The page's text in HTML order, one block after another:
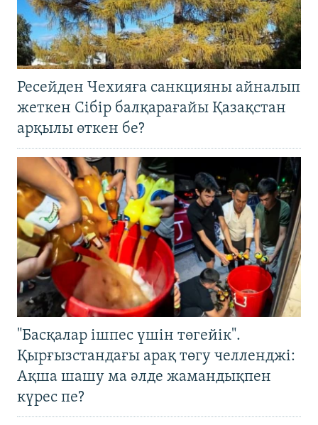
Ресейден Чехияға санкцияны айналып
жеткен Сібір балқарағайы Қазақстан
арқылы өткен бе?
"Басқалар ішпес үшін төгейік".
Қырғызстандағы арақ төгу челленджі:
Ақша шашу ма әлде жамандықпен
күрес пе?